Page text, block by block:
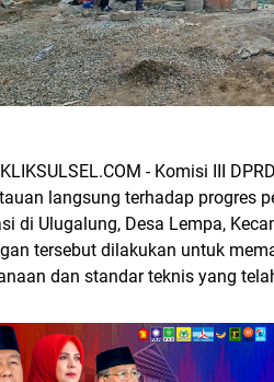
- Komisi III
langsung terhadap progres
di Ulugalung, Desa Lempa,
tersebut dilakukan untuk
dan standar teknis yang